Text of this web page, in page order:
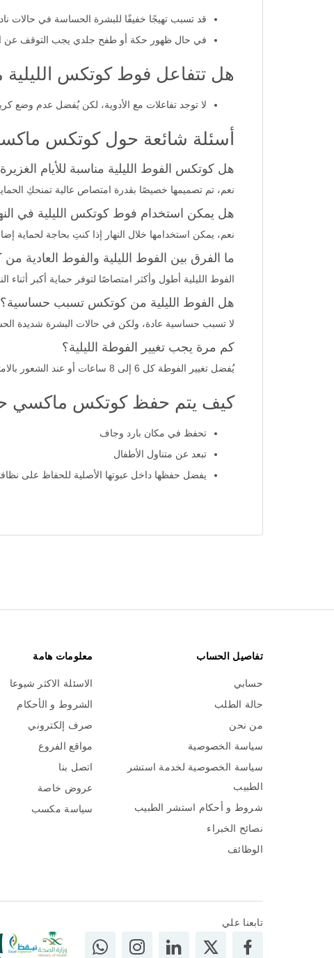
قد تسبب تهيجًا خفيفًا للبشرة الحساسة في حالات
في حال ظهور حكة أو طفح جلدي يجب التوقف عن
هل تتفاعل فوط كوتكس
لا توجد تفاعلات مع الأدوية، لكن يُفضل عدم وضع
أسئلة شائعة حول كوتكس
هل كوتكس الفوط الليلية مناسبة للأيام
نعم، تم تصميمها خصيصًا بقدرة امتصاص عالية تمنحكِ
هل يمكن استخدام فوط كوتكس الليلية في
نعم، يمكن استخدامها خلال النهار إذا كنتِ بحاجة لحماية
ما الفرق بين الفوط الليلية والفوط العادية
الفوط الليلية أطول وأكثر امتصاصًا لتوفر حماية أكبر أثناء
هل الفوط الليلية من كوتكس تسبب حساسية؟
لا تسبب حساسية عادة، ولكن في حالات البشرة شديدة
كم مرة يجب تغيير الفوطة الليلية؟
يُفضل تغيير الفوطة كل 6 إلى 8 ساعات أو عند الشعور بالامتلاء.
كيف يتم حفظ كوتكس ماكسي
تحفظ في مكان بارد وجاف
تبعد عن متناول الأطفال
يفضل حفظها داخل عبوتها الأصلية للحفاظ على
تفاصيل الحساب
حسابي
حالة الطلب
من نحن
سياسة الخصوصية
سياسة الخصوصية لخدمة استشر
الطبيب
شروط و أحكام استشر الطبيب
نصائح الخبراء
الوظائف
معلومات هامة
الاسئلة الاكثر شيوعا
الشروط و الأحكام
صرف إلكتروني
مواقع الفروع
اتصل بنا
عروض خاصة
سياسة مكسب
تابعنا علي